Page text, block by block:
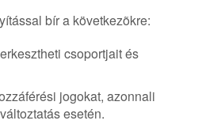
bír a következõkre:
csoportjait és
jogokat, azonnali
esetén.